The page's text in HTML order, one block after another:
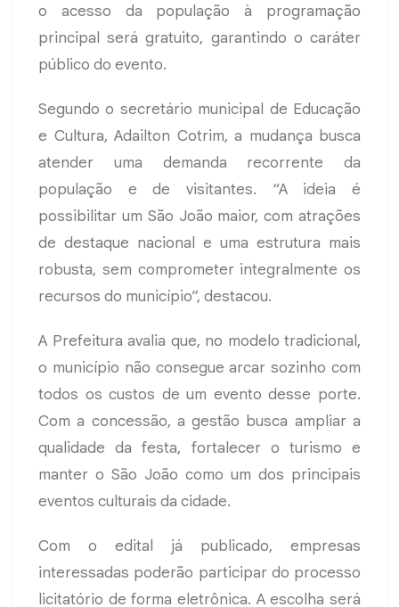
o acesso da população à programação
principal será gratuito, garantindo o caráter
público do evento.
Segundo o secretário municipal de Educação
e Cultura, Adailton Cotrim, a mudança busca
atender uma demanda recorrente da
população e de visitantes. “A ideia é
possibilitar um São João maior, com atrações
de destaque nacional e uma estrutura mais
robusta, sem comprometer integralmente os
recursos do município”, destacou.
A Prefeitura avalia que, no modelo tradicional,
o município não consegue arcar sozinho com
todos os custos de um evento desse porte.
Com a concessão, a gestão busca ampliar a
qualidade da festa, fortalecer o turismo e
manter o São João como um dos principais
eventos culturais da cidade.
Com o edital já publicado, empresas
interessadas poderão participar do processo
licitatório de forma eletrônica. A escolha será